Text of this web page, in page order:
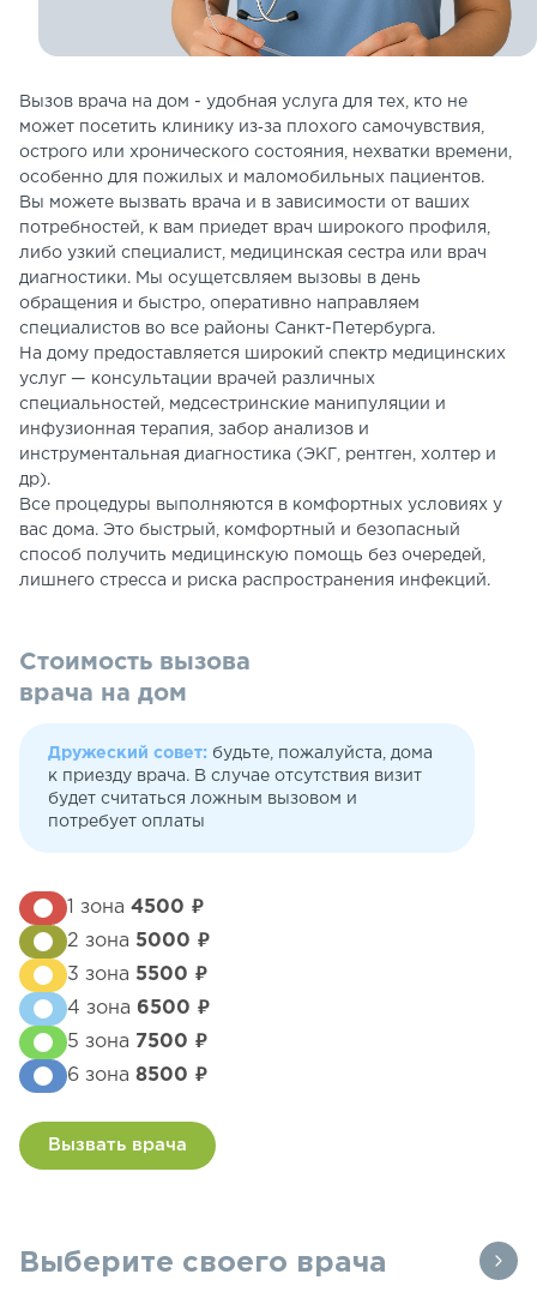
Вызов врача на дом - удобная услуга для тех, кто не
может посетить клинику из‑за плохого самочувствия,
острого или хронического состояния, нехватки времени,
особенно для пожилых и маломобильных пациентов.
Вы можете вызвать врача и в зависимости от ваших
потребностей, к вам приедет врач широкого профиля,
либо узкий специалист, медицинская сестра или врач
диагностики. Мы осущетсвляем вызовы в день
обращения и быстро, оперативно направляем
специалистов во все районы Санкт-Петербурга.
На дому предоставляется широкий спектр медицинских
услуг — консультации врачей различных
специальностей, медсестринские манипуляции и
инфузионная терапия, забор анализов и
инструментальная диагностика (ЭКГ, рентген, холтер и
др).
Все процедуры выполняются в комфортных условиях у
вас дома. Это быстрый, комфортный и безопасный
способ получить медицинскую помощь без очередей,
лишнего стресса и риска распространения инфекций.
Стоимость вызова
врача на дом
Дружеский совет: будьте, пожалуйста, дома
к приезду врача. В случае отсутствия визит
будет считаться ложным вызовом и
потребует оплаты
1 зона 4500 ₽
2 зона 5000 ₽
3 зона 5500 ₽
4 зона 6500 ₽
5 зона 7500 ₽
6 зона 8500 ₽
Вызвать врача
Выберите своего врача